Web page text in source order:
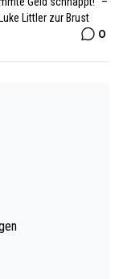
Littler zur Brust
0